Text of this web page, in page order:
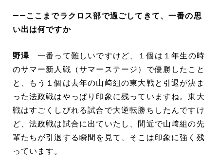
――ここまでラクロス部で過ごしてきて、一番の思
い出は何ですか
野澤一番って難しいですけど、１個は１年生の時
のサマー新人戦（サマーステージ）で優勝したこと
と、もう１個は去年の山﨑組の東大戦と引退が決ま
った法政戦はやっぱり印象に残っていますね。東大
戦はすごくしびれる試合で大逆転勝ちしたんですけ
ど、法政戦は試合に出ていたし、間近で山﨑組の先
輩たちが引退する瞬間を見て、そこは印象に強く残
っています。